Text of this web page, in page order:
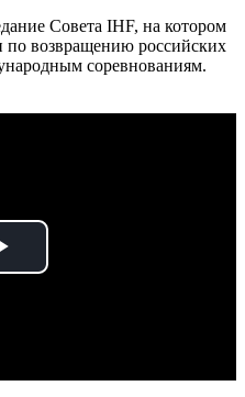
Совета IHF, на котором
по возвращению российских
соревнованиям.
Play